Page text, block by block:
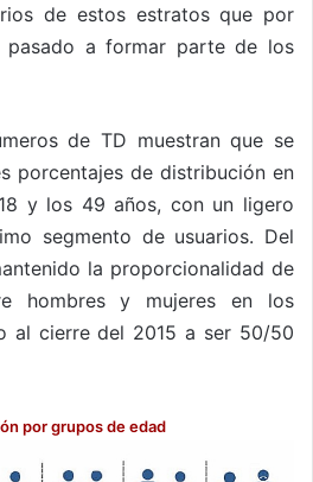
de estos estratos que por
pasado a formar parte de los
de TD muestran que se
porcentajes de distribución en
y los 49 años, con un ligero
segmento de usuarios. Del
la proporcionalidad de
hombres y mujeres en los
al cierre del 2015 a ser 50/50
por grupos de edad